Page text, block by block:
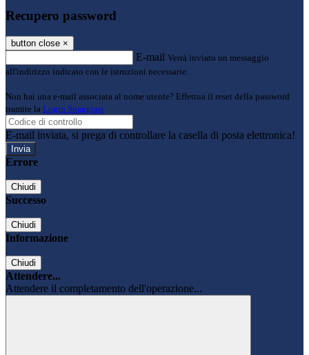
Recupero password
button close ×
E-mail Verrà inviato un messaggio
all'indirizzo indicato con le istruzioni necessarie.
Non hai una e-mail associata al nome utente? Effettua il reset della password
tramite la Login Spaggiari
E-mail inviata, si prega di controllare la casella di posta elettronica!
Errore
Chiudi
Successo
Chiudi
Informazione
Chiudi
Attendere...
Attendere il completamento dell'operazione...